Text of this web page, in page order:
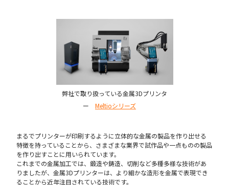
弊社で取り扱っている金属3Dプリンタ
ー Meltioシリーズ
まるでプリンターが印刷するように立体的な金属の製品を作り出せる
特徴を持っていることから、さまざまな業界で試作品や一点ものの製品
を作り出すことに用いられています。
これまでの金属加工では、鍛造や鋳造、切削など多種多様な技術があ
りましたが、金属3Dプリンターは、より細かな造形を金属で表現でき
ることから近年注目されている技術です。